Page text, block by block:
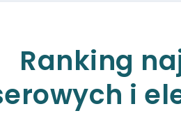
Ranking
i